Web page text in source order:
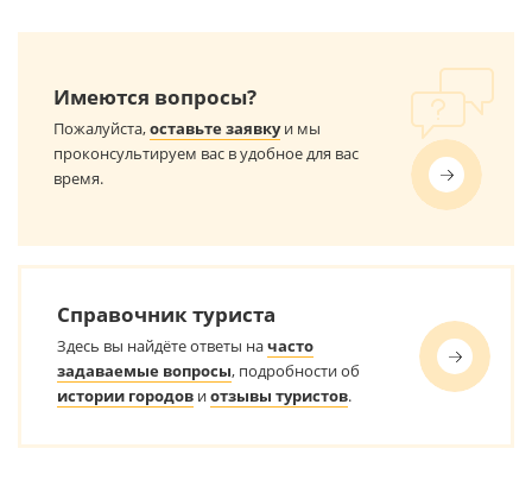
Имеются вопросы?
Пожалуйста,оставьте заявкуи мы
проконсультируем вас в удобное для вас
время.
Справочник туриста
Здесь вы найдёте ответы начасто
задаваемые вопросы, подробности об
истории городов иотзывы туристов.